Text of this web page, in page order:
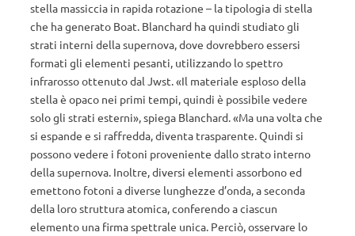
stella massiccia in rapida rotazione – la tipologia di stella
che ha generato Boat. Blanchard ha quindi studiato gli
strati interni della supernova, dove dovrebbero essersi
formati gli elementi pesanti, utilizzando lo spettro
infrarosso ottenuto dal Jwst. «Il materiale esploso della
stella è opaco nei primi tempi, quindi è possibile vedere
solo gli strati esterni», spiega Blanchard. «Ma una volta che
si espande e si raffredda, diventa trasparente. Quindi si
possono vedere i fotoni proveniente dallo strato interno
della supernova. Inoltre, diversi elementi assorbono ed
emettono fotoni a diverse lunghezze d’onda, a seconda
della loro struttura atomica, conferendo a ciascun
elemento una firma spettrale unica. Perciò, osservare lo